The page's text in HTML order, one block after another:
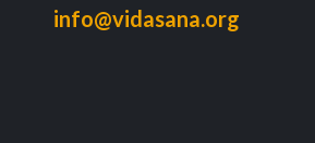
info@vidasana.org